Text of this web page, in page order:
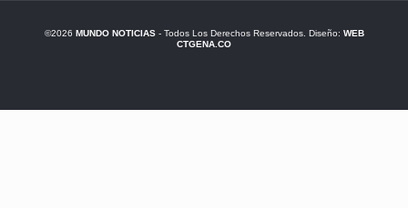
©2026 MUNDO NOTICIAS- Todos Los Derechos Reservados. Diseño: WEB
CTGENA.CO